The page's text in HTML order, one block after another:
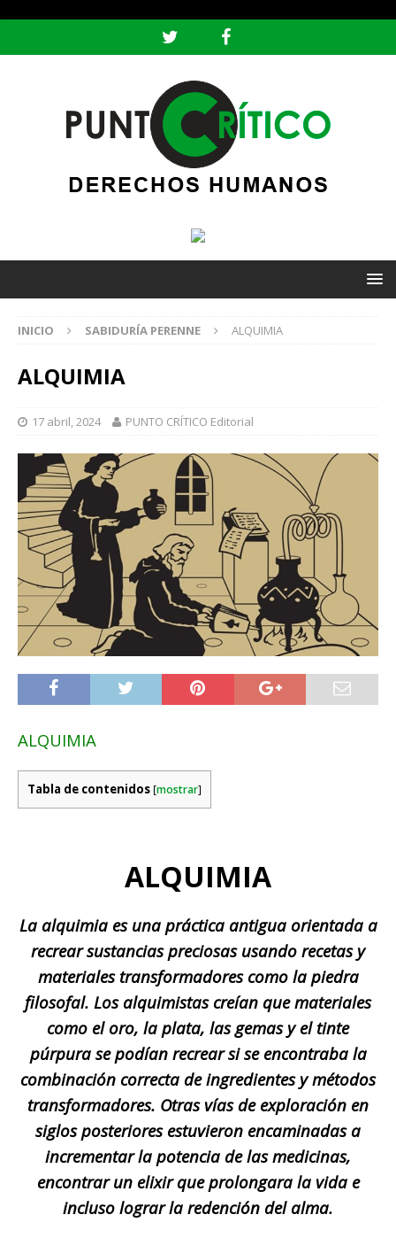
INICIO SABIDURÍA PERENNE ALQUIMIA
ALQUIMIA
17 abril, 2024 PUNTO CRÍTICO Editorial
ALQUIMIA
Tabla de contenidos [mostrar]
ALQUIMIA
La alquimia es una práctica antigua orientada a
recrear sustancias preciosas usando recetas y
materiales transformadores como la piedra
filosofal. Los alquimistas creían que materiales
como el oro, la plata, las gemas y el tinte
púrpura se podían recrear si se encontraba la
combinación correcta de ingredientes y métodos
transformadores. Otras vías de exploración en
siglos posteriores estuvieron encaminadas a
incrementar la potencia de las medicinas,
encontrar un elixir que prolongara la vida e
incluso lograr la redención del alma.